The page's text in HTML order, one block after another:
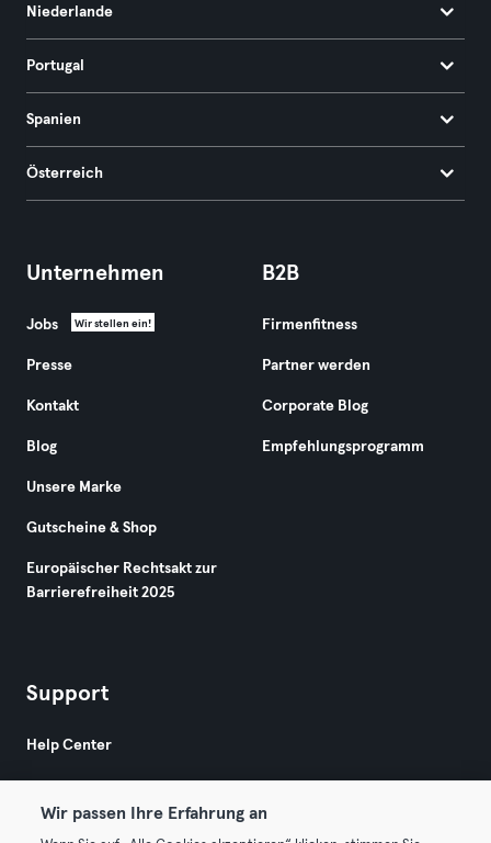
Niederlande
Portugal
Spanien
Österreich
Unternehmen
Jobs Wir stellen ein!
Presse
Kontakt
Blog
Unsere Marke
Gutscheine & Shop
Europäischer Rechtsakt zur
Barrierefreiheit 2025
B2B
Firmenfitness
Partner werden
Corporate Blog
Empfehlungsprogramm
Support
Help Center
Wir passen Ihre Erfahrung an